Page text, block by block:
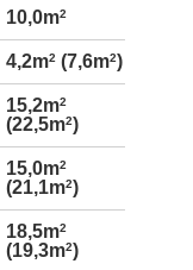
10,0m2
4,2m2(7,6m2)
15,2m2
(22,5m2)
15,0m2
(21,1m2)
18,5m2
(19,3m2)